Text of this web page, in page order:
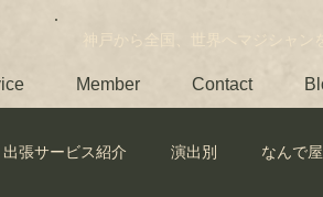
神戸から全国、世界へマジシャン
Member Contact
出張サービス紹介 演出別 なんで